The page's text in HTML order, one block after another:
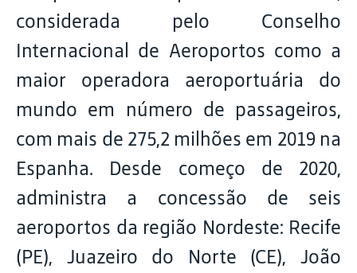
considerada pelo Conselho
Internacional de Aeroportos como a
maior operadora aeroportuária do
mundo em número de passageiros,
com mais de 275,2 milhões em 2019 na
Espanha. Desde começo de 2020,
administra a concessão de seis
aeroportos da região Nordeste: Recife
(PE), Juazeiro do Norte (CE), João